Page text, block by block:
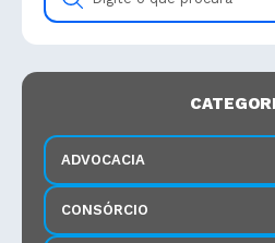
o
ADVOCACIA
CONSÓRCIO